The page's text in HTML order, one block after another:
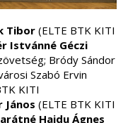
Tibor (ELTE BTK KITI
Istvánné Géczi
Bródy Sándor
Szabó Ervin
KITI
János (ELTE BTK KITI
Hajdu Ágnes